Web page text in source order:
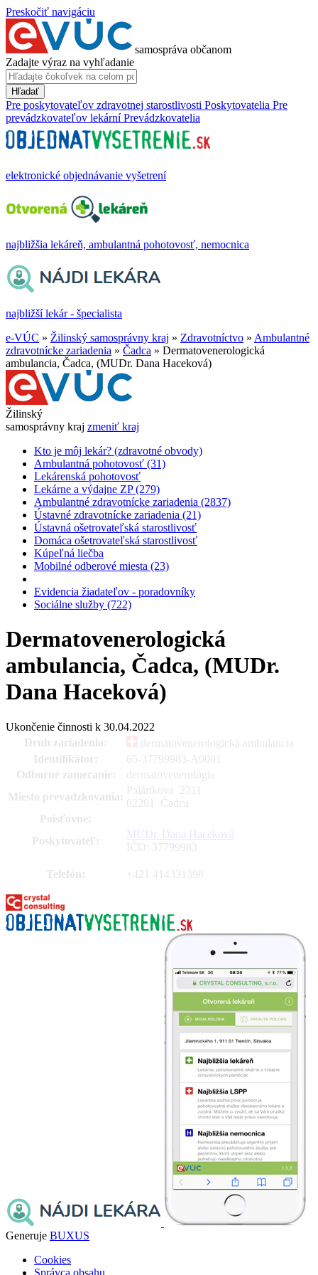
Preskočiť navigáciu
samospráva občanom
Zadajte výraz na vyhľadanie
Hľadať
Pre poskytovateľov zdravotnej starostlivosti Poskytovatelia Pre
prevádzkovateľov lekární Prevádzkovatelia
elektronické objednávanie vyšetrení
najbližšia lekáreň, ambulantná pohotovosť, nemocnica
najbližší lekár - špecialista
e-VÚC » Žilinský samosprávny kraj » Zdravotníctvo » Ambulantné
zdravotnícke zariadenia » Čadca » Dermatovenerologická
ambulancia, Čadca, (MUDr. Dana Haceková)
Žilinský
samosprávny kraj zmeniť kraj
Kto je môj lekár? (zdravotné obvody)
Ambulantná pohotovosť (31)
Lekárenská pohotovosť
Lekárne a výdajne ZP (279)
Ambulantné zdravotnícke zariadenia (2837)
Ústavné zdravotnícke zariadenia (21)
Ústavná ošetrovateľská starostlivosť
Domáca ošetrovateľská starostlivosť
Kúpeľná liečba
Mobilné odberové miesta (23)
Evidencia žiadateľov - poradovníky
Sociálne služby (722)
Dermatovenerologická
ambulancia, Čadca, (MUDr.
Dana Haceková)
Ukončenie činnosti k 30.04.2022
Druh zariadenia:
dermatovenerologická ambulancia
Identifikátor:
65-37799983-A0001
Odborné zameranie:
dermatovenerológia
Miesto prevádzkovania:
Palárikova 2311
02201 Čadca
Poisťovne:
Poskytovateľ:
MUDr. Dana Haceková
IČO: 37799983
Telefón: +421 414331398
Generuje BUXUS
Cookies